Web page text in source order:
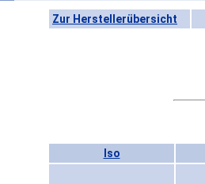
Zur Herstellerübersicht
Iso